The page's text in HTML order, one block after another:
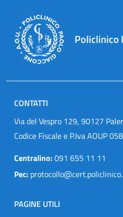
Policlinico
CONTATTI
Via del Vespro 129, 90127
Codice Fiscale e P.Iva AOUP
Centralino:091 655 11 11
Pec:
PAGINE UTILI